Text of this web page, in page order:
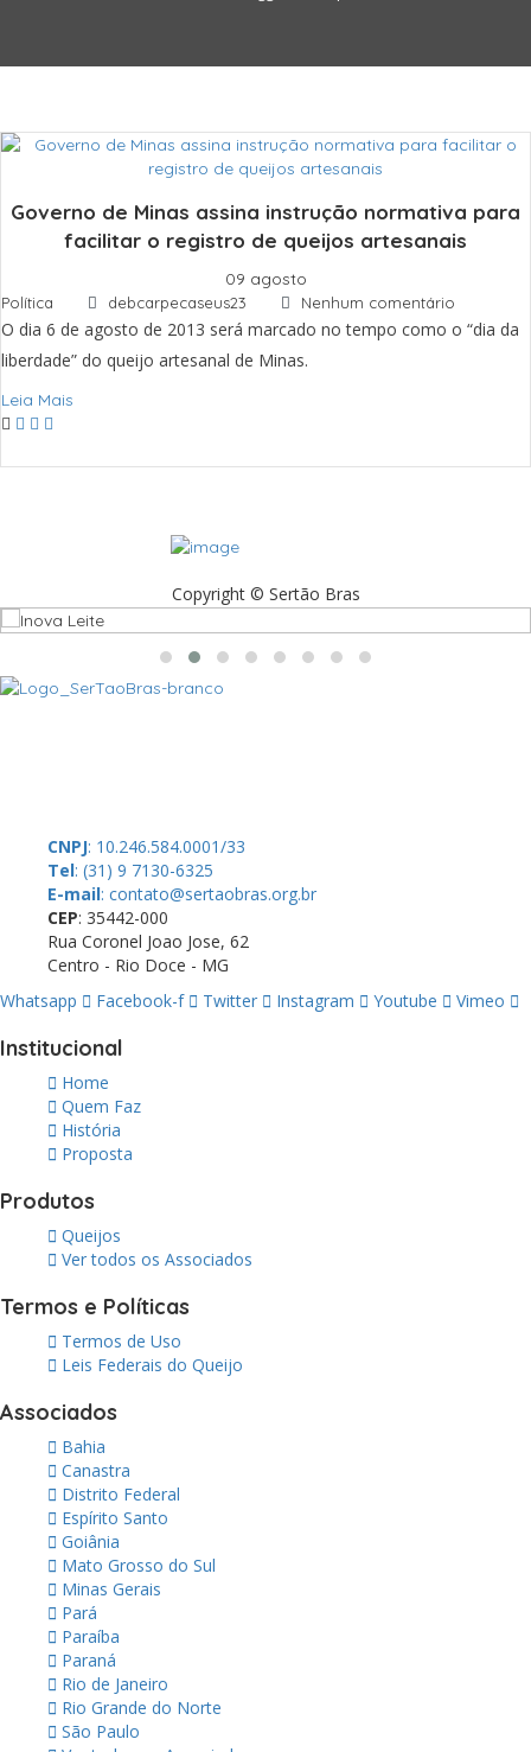
Governo de Minas assina instrução normativa para
facilitar o registro de queijos artesanais
09 agosto
Política debcarpecaseus23 Nenhum comentário
O dia 6 de agosto de 2013 será marcado no tempo como o “dia da
liberdade” do queijo artesanal de Minas.
Leia Mais
Copyright © Sertão Bras
CNPJ: 10.246.584.0001/33
Tel: (31) 9 7130-6325
E-mail: contato@sertaobras.org.br
CEP: 35442-000
Rua Coronel Joao Jose, 62
Centro - Rio Doce - MG
Whatsapp
Facebook-f Twitter Instagram Youtube Vimeo
Institucional
Home
Quem Faz
História
Proposta
Produtos
Queijos
Ver todos os Associados
Termos e Políticas
Termos de Uso
Leis Federais do Queijo
Associados
Bahia
Canastra
Distrito Federal
Espírito Santo
Goiânia
Mato Grosso do Sul
Minas Gerais
Pará
Paraíba
Paraná
Rio de Janeiro
Rio Grande do Norte
São Paulo